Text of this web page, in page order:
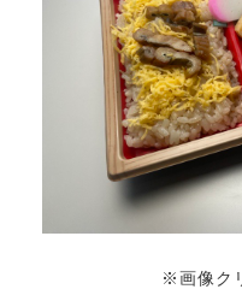
※画像ク